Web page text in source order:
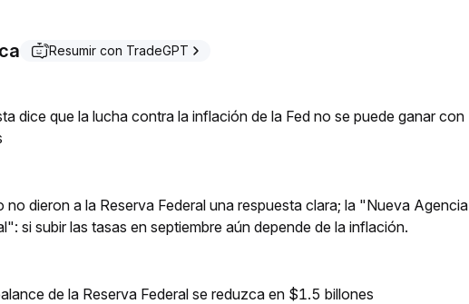
Resumir con TradeGPT
dice que la lucha contra la inflación de la Fed no se puede ganar con
no dieron a la Reserva Federal una respuesta clara; la "Nueva Agencia
si subir las tasas en septiembre aún depende de la inflación.
de la Reserva Federal se reduzca en $1.5 billones